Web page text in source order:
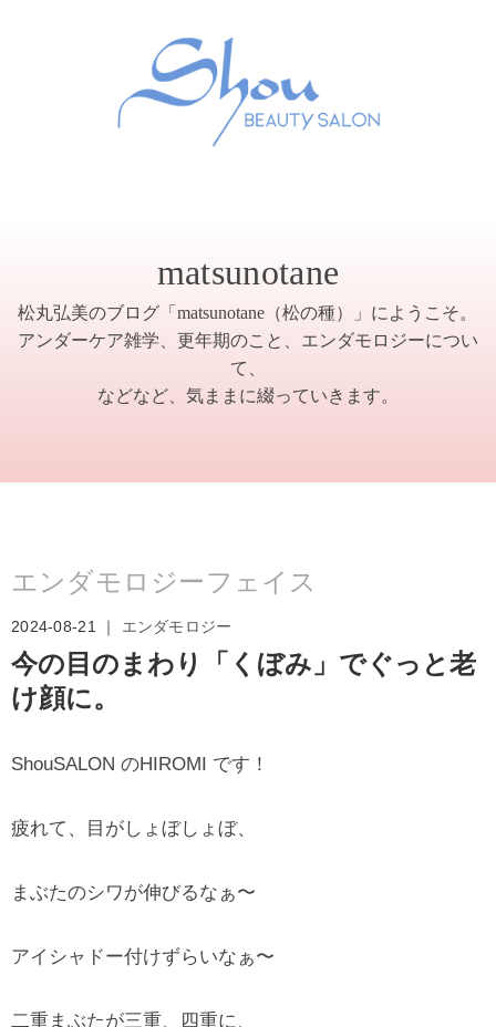
matsunotane
松丸弘美のブログ「matsunotane（松の種）」にようこそ。
アンダーケア雑学、更年期のこと、エンダモロジーについ
て、
などなど、気ままに綴っていきます。
エンダモロジーフェイス
2024-08-21 ｜ エンダモロジー
今の目のまわり「くぼみ」でぐっと老
け顔に。
ShouSALON のHIROMI です！
疲れて、目がしょぼしょぼ、
まぶたのシワが伸びるなぁ〜
アイシャドー付けずらいなぁ〜
二重まぶたが三重、四重に、